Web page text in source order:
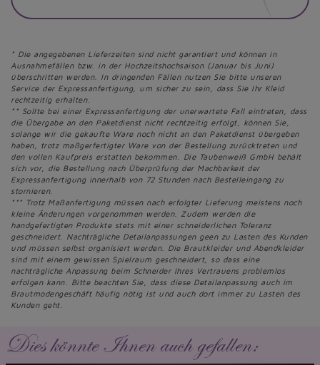
* Die angegebenen Lieferzeiten sind nicht garantiert und können in
Ausnahmefällen bzw. in der Hochzeitshochsaison (Januar bis Juni)
überschritten werden. In dringenden Fällen nutzen Sie bitte unseren
Service der Expressanfertigung, um sicher zu sein, dass Sie Ihr Kleid
rechtzeitig erhalten.
** Sollte bei einer Expressanfertigung der unerwartete Fall eintreten, dass
die Übergabe an den Paketdienst nicht rechtzeitig erfolgt, können Sie,
solange wir die gekaufte Ware noch nicht an den Paketdienst übergeben
haben, trotz maßgerfertigter Ware von der Bestellung zurücktreten und
den vollen Kaufpreis erstatten bekommen. Die Taubenweiß GmbH behält
sich vor, die Bestellung nach Überprüfung der Machbarkeit der
Expressanfertigung innerhalb von 72 Stunden nach Bestelleingang zu
stornieren.
*** Trotz Maßanfertigung müssen nach erfolgter Lieferung meistens noch
kleine Änderungen vorgenommen werden. Zudem werden die
handgefertigten Produkte stets mit einer schneiderlichen Toleranz
geschneidert. Nachträgliche Detailanpassungen geen zu Lasten des Kunden
und müssen selbst organisiert werden. Die Brautkleider und Abendkleider
sind mit einem gewissen Spielraum geschneidert, so dass eine
nachträgliche Anpassung beim Schneider Ihres Vertrauens problemlos
erfolgen kann. Bitte beachten Sie, dass diese Detailanpassung auch im
Brautmodengeschäft häufig nötig ist und auch dort immer zu Lasten des
Kunden geht.
Dies könnte Ihnen auch gefallen: